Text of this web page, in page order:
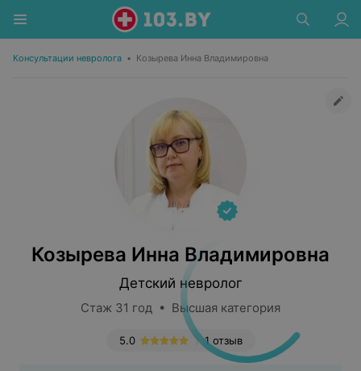
Консультации невролога • Козырева Инна Владимировна
Козырева Инна Владимировна
Детский невролог
Стаж 31 год • Высшая категория
1 отзыв
5.0